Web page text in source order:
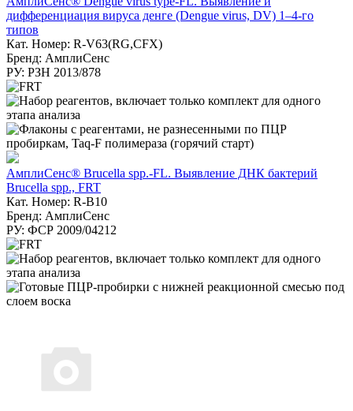
дифференциация вируса денге (Dengue virus, DV) 1–4-го
типов
Кат. Номер: R-V63(RG,CFX)
Бренд: АмплиСенс
РУ: РЗН 2013/878
АмплиСенс® Brucella spp.-FL. Выявление ДНК бактерий
Brucella spp., FRT
Кат. Номер: R-B10
Бренд: АмплиСенс
РУ: ФСР 2009/04212